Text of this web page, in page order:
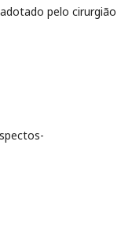
pelo cirurgião